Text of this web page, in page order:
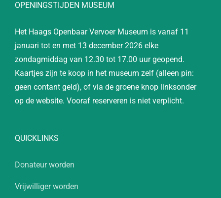
OPENINGSTIJDEN MUSEUM
Het Haags Openbaar Vervoer Museum is vanaf 11
januari tot en met 13 december 2026 elke
zondagmiddag van 12.30 tot 17.00 uur geopend.
Kaartjes zijn te koop in het museum zelf (alleen pin:
geen contant geld), of via de groene knop linksonder
op de website. Vooraf reserveren is niet verplicht.
QUICKLINKS
Donateur worden
Vrijwilliger worden